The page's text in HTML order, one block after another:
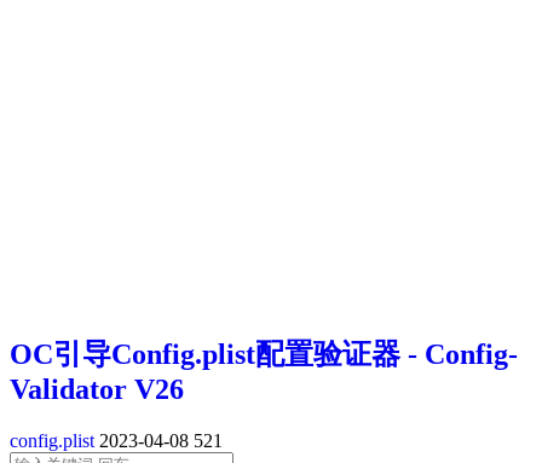
OC引导Config.plist配置验证器 - Config-
Validator V26
config.plist 2023-04-08 521